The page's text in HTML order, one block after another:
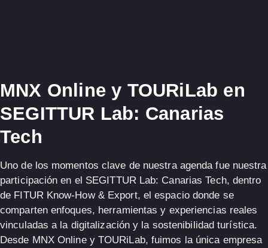
MNX Online y TOURiLab en
SEGITTUR Lab: Canarias
Tech
Uno de los momentos clave de nuestra agenda fue nuestra
participación en el SEGITTUR Lab: Canarias Tech, dentro
de FITUR Know-How & Export, el espacio donde se
comparten enfoques, herramientas y experiencias reales
vinculadas a la digitalización y la sostenibilidad turística.
Desde MNX Online y TOURiLab, fuimos la única empresa